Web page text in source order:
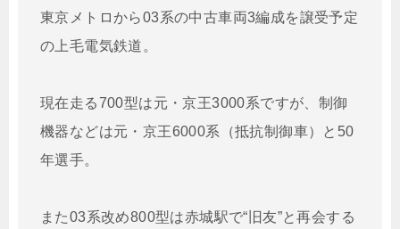
東京メトロから03系の中古車両3編成を譲受予定
の上毛電気鉄道。
現在走る700型は元・京王3000系ですが、制御
機器などは元・京王6000系（抵抗制御車）と50
年選手。
また03系改め800型は赤城駅で“旧友”と再会する